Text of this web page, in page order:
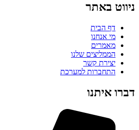
ניווט באתר
דף הבית
מי אנחנו
מאמרים
הממליצים שלנו
יצירת קשר
התחברות למערכת
דברו איתנו